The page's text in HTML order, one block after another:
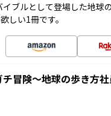
イブルとして登場した地
しい1冊です。
冒険～地球の歩き方